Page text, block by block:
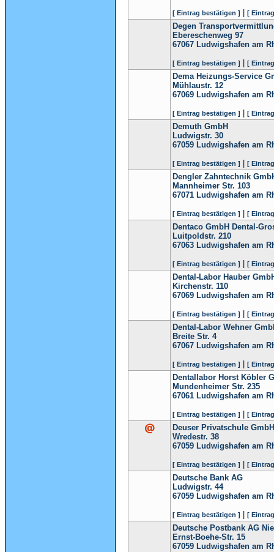
[ Eintrag bestätigen ] [
Degen
Ebereschenweg 97
67067 Ludwigshafen am
[ Eintrag bestätigen ] [
Dema Heizungs-Service
Mühlaustr. 12
67069 Ludwigshafen am
[ Eintrag bestätigen ] [
Demuth GmbH
Ludwigstr. 30
67059 Ludwigshafen am
[ Eintrag bestätigen ] [
Dengler Zahntechnik
Mannheimer Str. 103
67071 Ludwigshafen am
[ Eintrag bestätigen ] [
Dentaco GmbH Dental-
Luitpoldstr. 210
67063 Ludwigshafen am
[ Eintrag bestätigen ] [
Dental-Labor Hauber
Kirchenstr. 110
67069 Ludwigshafen am
[ Eintrag bestätigen ] [
Dental-Labor Wehner
Breite Str. 4
67067 Ludwigshafen am
[ Eintrag bestätigen ] [
Dentallabor Horst Köbler
Mundenheimer Str. 235
67061 Ludwigshafen am
[ Eintrag bestätigen ] [
Deuser Privatschule GmbH
Wredestr. 38
67059 Ludwigshafen am
[ Eintrag bestätigen ] [
Deutsche Bank AG
Ludwigstr. 44
67059 Ludwigshafen am
[ Eintrag bestätigen ] [
Deutsche Postbank AG
Ernst-Boehe-Str. 15
67059 Ludwigshafen am